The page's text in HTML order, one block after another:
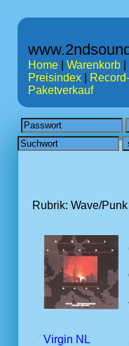
Home Warenkorb
Preisindex
Paketverkauf
Rubrik: Wave/Punk
Virgin NL